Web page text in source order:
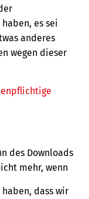
es sei
anderes
wegen dieser
des Downloads
mehr, wenn
dass wir